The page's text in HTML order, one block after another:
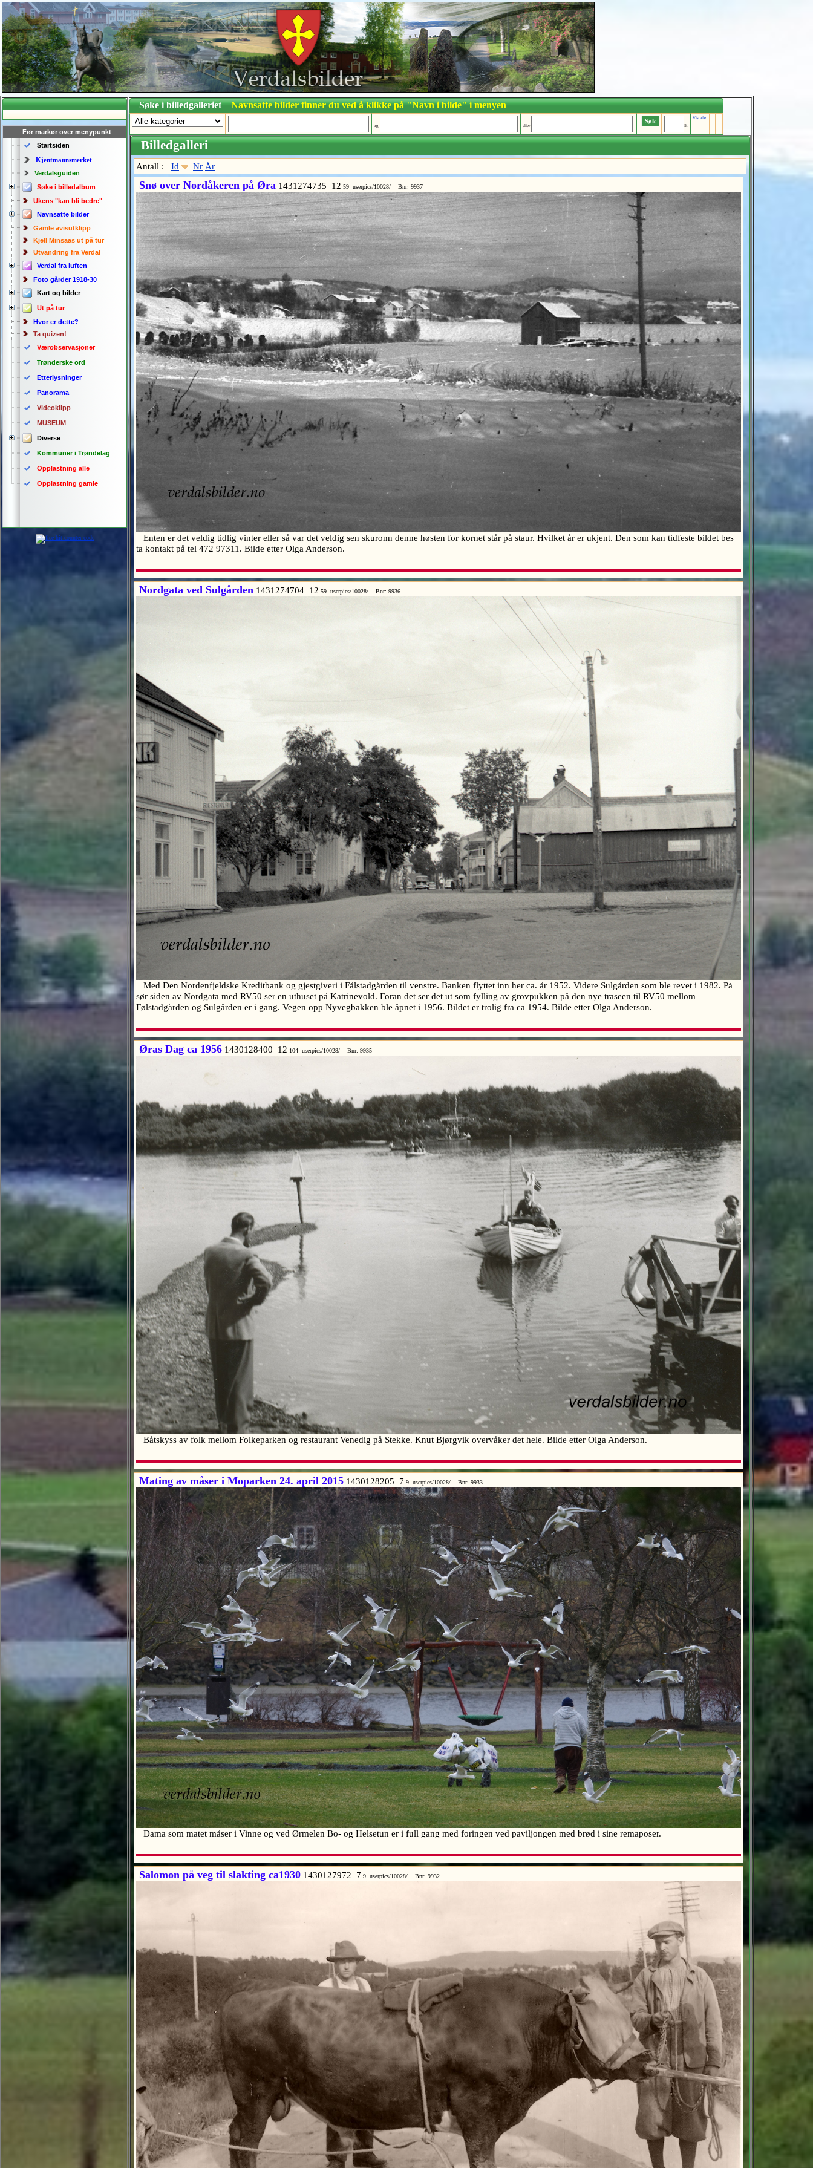
Før markør over menypunkt
Startsiden
Kjentmannsmerket
Verdalsguiden
Søke i billedalbum
Ukens "kan bli bedre"
Navnsatte bilder
Gamle avisutklipp
Kjell Minsaas ut på tur
Utvandring fra Verdal
Verdal fra luften
Foto gårder 1918-30
Kart og bilder
Ut på tur
Hvor er dette?
Ta quizen!
Værobservasjoner
Trønderske ord
Etterlysninger
Panorama
Videoklipp
MUSEUM
Diverse
Kommuner i Trøndelag
Opplastning alle
Opplastning gamle
Søke i billedgallerietNavnsatte bilder finner du ved å klikke på "Navn i bilde" i menyen
og eller Ik
Vis alle
Billedgalleri
Antall : Id Nr År
Snø over Nordåkeren på Øra 1431274735 12 59 userpics/10028/ Bnr: 9937
Enten er det veldig tidlig vinter eller så var det veldig sen skuronn denne høsten for kornet står på staur. Hvilket år er ukjent. Den som kan tidfeste bildet bes
ta kontakt på tel 472 97311. Bilde etter Olga Anderson.
Nordgata ved Sulgården 1431274704 12 59 userpics/10028/ Bnr: 9936
Med Den Nordenfjeldske Kreditbank og gjestgiveri i Fålstadgården til venstre. Banken flyttet inn her ca. år 1952. Videre Sulgården som ble revet i 1982. På
sør siden av Nordgata med RV50 ser en uthuset på Katrinevold. Foran det ser det ut som fylling av grovpukken på den nye traseen til RV50 mellom
Følstadgården og Sulgården er i gang. Vegen opp Nyvegbakken ble åpnet i 1956. Bildet er trolig fra ca 1954. Bilde etter Olga Anderson.
Øras Dag ca 1956 1430128400 12 104 userpics/10028/ Bnr: 9935
Båtskyss av folk mellom Folkeparken og restaurant Venedig på Stekke. Knut Bjørgvik overvåker det hele. Bilde etter Olga Anderson.
Mating av måser i Moparken 24. april 2015 1430128205 7 9 userpics/10028/ Bnr: 9933
Dama som matet måser i Vinne og ved Ørmelen Bo- og Helsetun er i full gang med foringen ved paviljongen med brød i sine remaposer.
Salomon på veg til slakting ca1930 1430127972 7 9 userpics/10028/ Bnr: 9932